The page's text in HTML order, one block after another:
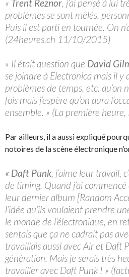
« Trent Reznor, j’ai pensé à lui
problèmes se sont mêlés,
Puis il est parti en tournée. On
(24heures.ch 11/10/2015)
« Il était question que David
se joindre à Electronica mais il
problèmes de temps, etc. qu’on
fois mais j’espère qu’on aura
ensemble. » (La première
Par ailleurs, il a aussi expliqué
notoires de la scène électronique
« Daft Punk, j’aime leur travail,
de timing. Quand j’ai
leur dernier album [Random
l’idée qu’ils voulaient prendre
le monde de l’électronique, en
sentais que ça ne cadrait pas
travaillais aussi avec Air et Daft
génération. Mais je serais très
travailler avec Daft Punk ! »